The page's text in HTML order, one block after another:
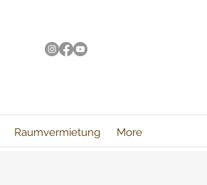
Raumvermietung More